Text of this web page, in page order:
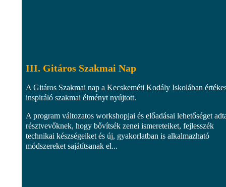
III. Gitáros Szakmai Nap
A Gitáros Szakmai nap a Kecskeméti Kodály Iskolában
inspiráló szakmai élményt nyújtott.
A program változatos workshopjai és előadásai lehetőséget
résztvevőknek, hogy bővítsék zenei ismereteiket, fejlesszék
technikai készségeiket és új, gyakorlatban is alkalmazható
módszereket sajátítsanak el...